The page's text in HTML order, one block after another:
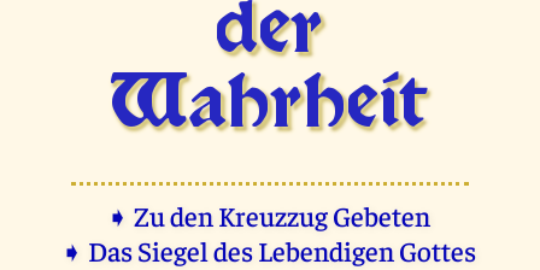
der
Wahrheit
➧ Zu den Kreuzzug Gebeten
➧ Das Siegel des Lebendigen Gottes